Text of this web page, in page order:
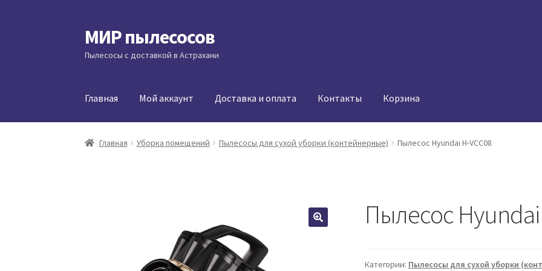
Перейти
к
навигации
Перейти
к
содержимому
МИР пылесосов
Пылесосы с доставкой в Астрахани
Главная Мой аккаунт Доставка и оплата Контакты Корзина
Главная Уборка помещений Пылесосы для сухой уборки (контейнерные) Пылесос Hyundai H-VCC08
Пылесос Hyundai
Категории: Пылесосы для сухой уборки